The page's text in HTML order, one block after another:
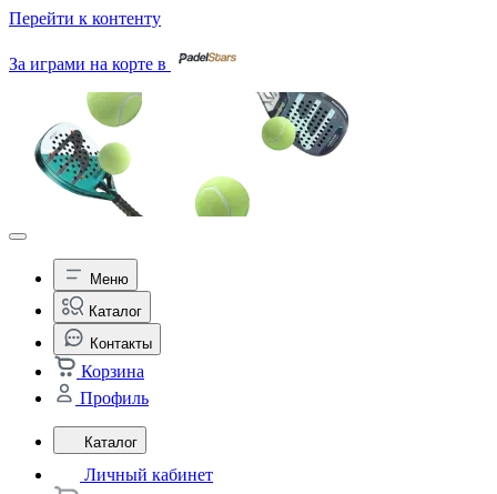
Перейти к контенту
За играми на корте в
Меню
Каталог
Контакты
Корзина
Профиль
Каталог
Личный кабинет